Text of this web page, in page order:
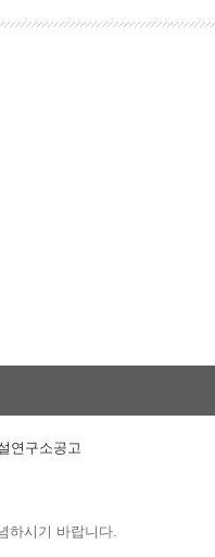
연구소공고
하시기 바랍니다.